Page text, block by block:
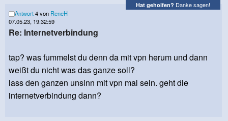
Hat geholfen? Danke sagen!
Antwort4 von ReneH
07.05.23, 19:32:59
Re: Internetverbindung
tap? was fummelst du denn da mit vpn herum und dann
weißt du nicht was das ganze soll?
lass den ganzen unsinn mit vpn mal sein. geht die
internetverbindung dann?